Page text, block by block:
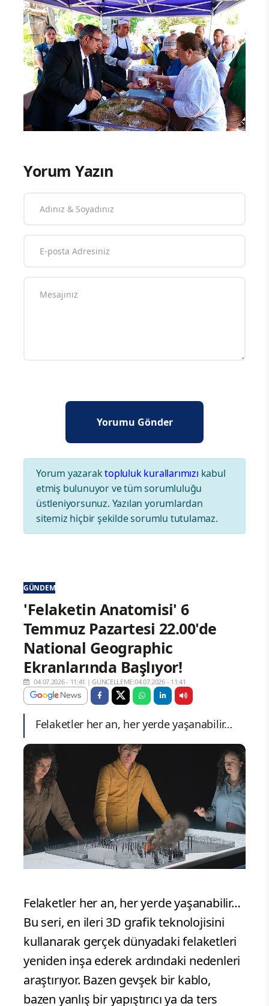
Yorum Yazın
Yorum yazaraktopluluk kurallarımızı kabul
etmiş bulunuyor ve tüm sorumluluğu
üstleniyorsunuz. Yazılan yorumlardan
sitemiz hiçbir şekilde sorumlu tutulamaz.
GÜNDEM
'Felaketin Anatomisi' 6
Temmuz Pazartesi 22.00'de
National Geographic
Ekranlarında Başlıyor!
04.07.2026 - 11:41 |GÜNCELLEME:04.07.2026 - 11:41
Felaketler her an, her yerde yaşanabilir…
Felaketler her an, her yerde yaşanabilir…
Bu seri, en ileri 3D grafik teknolojisini
kullanarak gerçek dünyadaki felaketleri
yeniden inşa ederek ardındaki nedenleri
araştırıyor. Bazen gevşek bir kablo,
bazen yanlış bir yapıştırıcı ya da ters